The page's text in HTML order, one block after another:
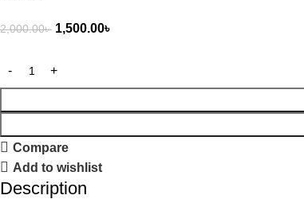
2,000.00৳ 1,500.00৳
Compare
Add to wishlist
Description